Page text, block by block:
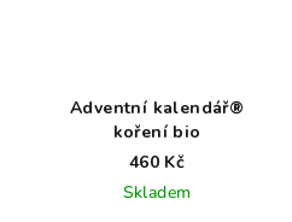
Adventní kalendář®
koření bio
460 Kč
Skladem